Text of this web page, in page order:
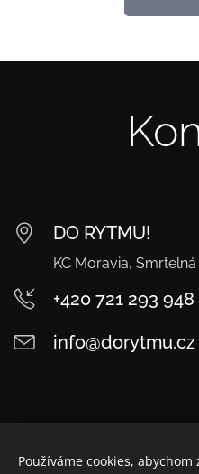
DO RYTMU!
KC Moravia,
+420 721 293 948
info@dorytmu.cz
Používáme cookies,